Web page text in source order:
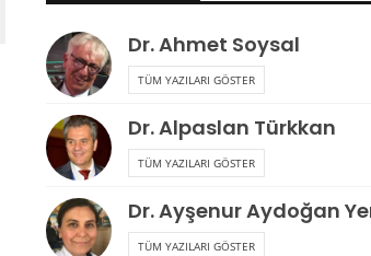
Dr. Ahmet Soysal
TÜM YAZILARI GÖSTER
Dr. Alpaslan Türkkan
TÜM YAZILARI GÖSTER
Dr. Ayşenur Aydoğan
TÜM YAZILARI GÖSTER